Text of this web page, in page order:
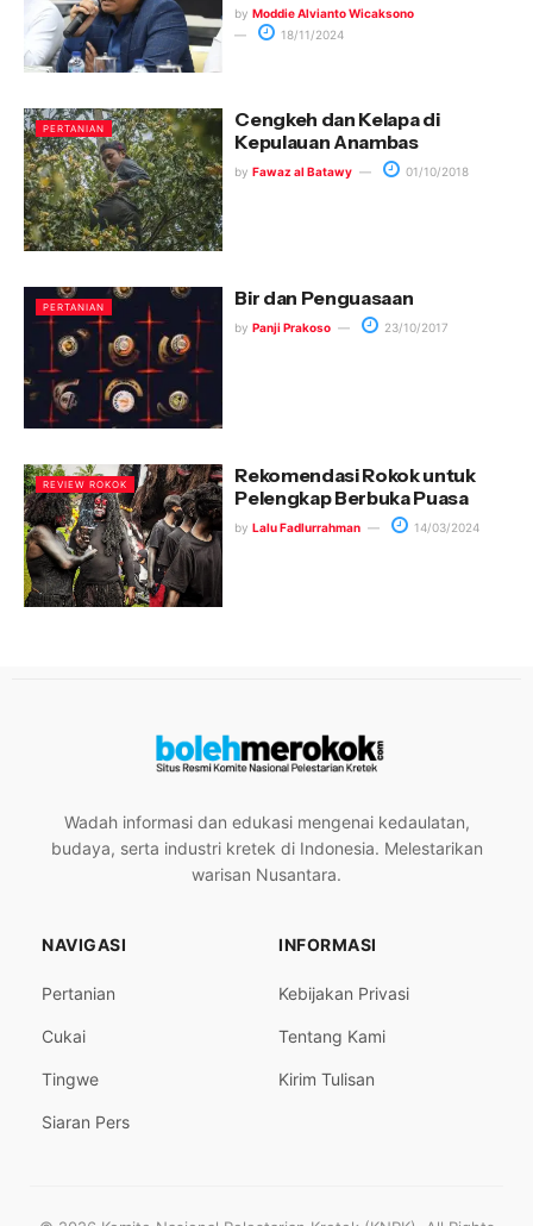
by Moddie Alvianto Wicaksono
18/11/2024
PERTANIAN
Cengkeh dan Kelapa di
Kepulauan Anambas
by Fawaz al Batawy 01/10/2018
PERTANIAN Bir dan Penguasaan
by Panji Prakoso 23/10/2017
REVIEW ROKOK
Rekomendasi Rokok untuk
Pelengkap Berbuka Puasa
by Lalu Fadlurrahman 14/03/2024
Wadah informasi dan edukasi mengenai kedaulatan,
budaya, serta industri kretek di Indonesia. Melestarikan
warisan Nusantara.
NAVIGASI
Pertanian
Cukai
Tingwe
Siaran Pers
INFORMASI
Kebijakan Privasi
Tentang Kami
Kirim Tulisan